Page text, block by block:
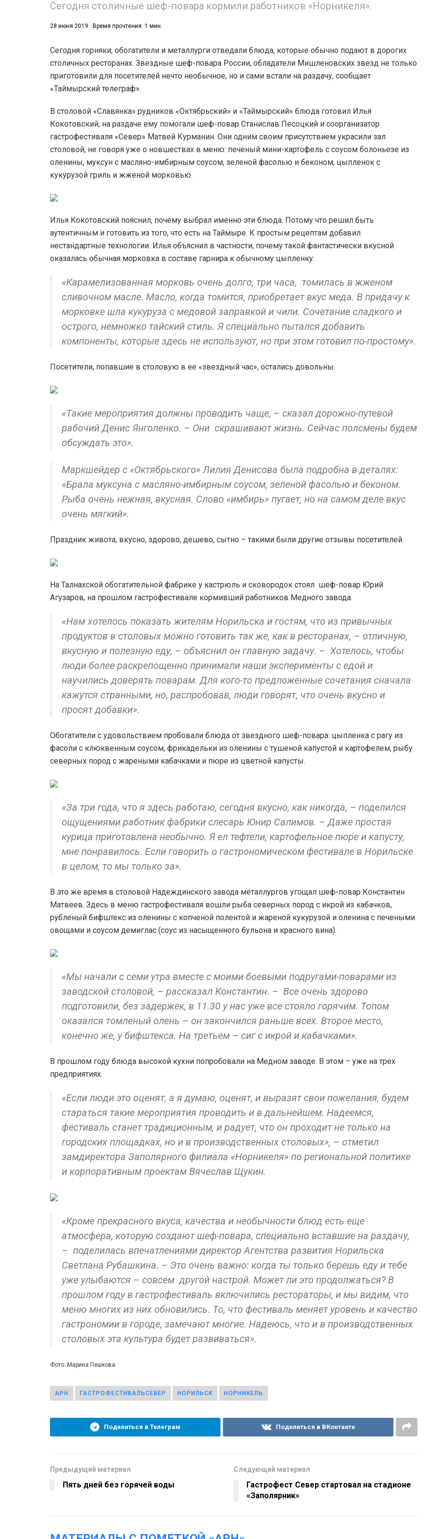
Сегодня столичные шеф-повара кормили работников «Норникеля».
28 июня 2019 Время прочтения: 1 мин.
Сегодня горняки, обогатители и металлурги отведали блюда, которые обычно подают в дорогих
столичных ресторанах. Звездные шеф-повара России, обладатели Мишленовских звезд не только
приготовили для посетителей нечто необычное, но и сами встали на раздачу, сообщает
«Таймырский телеграф».
В столовой «Славянка» рудников «Октябрьский» и «Таймырский» блюда готовил Илья
Кокотовский, на раздаче ему помогали шеф-повар Станислав Песоцкий и соорганизатор
гастрофестиваля «Север» Матвей Курманин. Они одним своим присутствием украсили зал
столовой, не говоря уже о новшествах в меню: печеный мини-картофель с соусом болоньезе из
оленины, муксун с масляно-имбирным соусом, зеленой фасолью и беконом, цыпленок с
кукурузой гриль и жженой морковью.
Илья Кокотовский пояснил, почему выбрал именно эти блюда. Потому что решил быть
аутентичным и готовить из того, что есть на Таймыре. К простым рецептам добавил
нестандартные технологии. Илья объяснил в частности, почему такой фантастически вкусной
оказалась обычная морковка в составе гарнира к обычному цыпленку:
«Карамелизованная морковь очень долго, три часа, томилась в жженом
сливочном масле. Масло, когда томится, приобретает вкус меда. В придачу к
морковке шла кукуруза с медовой заправкой и чили. Сочетание сладкого и
острого, немножко тайский стиль. Я специально пытался добавить
компоненты, которые здесь не используют, но при этом готовил по-простому».
Посетители, попавшие в столовую в ее «звездный час», остались довольны.
«Такие мероприятия должны проводить чаще, – сказал дорожно-путевой
рабочий Денис Янголенко. – Они скрашивают жизнь. Сейчас полсмены будем
обсуждать это».
Маркшейдер с «Октябрьского» Лилия Денисова была подробна в деталях:
«Брала муксуна с масляно-имбирным соусом, зеленой фасолью и беконом.
Рыба очень нежная, вкусная. Слово «имбирь» пугает, но на самом деле вкус
очень мягкий».
Праздник живота, вкусно, здорово, дешево, сытно – такими были другие отзывы посетителей.
На Талнахской обогатительной фабрике у кастрюль и сковородок стоял шеф-повар Юрий
Агузаров, на прошлом гастрофестивале кормивший работников Медного завода.
«Нам хотелось показать жителям Норильска и гостям, что из привычных
продуктов в столовых можно готовить так же, как в ресторанах, – отличную,
вкусную и полезную еду, – объяснил он главную задачу. – Хотелось, чтобы
люди более раскрепощенно принимали наши эксперименты с едой и
научились доверять поварам. Для кого-то предложенные сочетания сначала
кажутся странными, но, распробовав, люди говорят, что очень вкусно и
просят добавки».
Обогатители с удовольствием пробовали блюда от звездного шеф-повара: цыпленка с рагу из
фасоли с клюквенным соусом, фрикадельки из оленины с тушеной капустой и картофелем, рыбу
северных пород с жареными кабачками и пюре из цветной капусты.
«За три года, что я здесь работаю, сегодня вкусно, как никогда, – поделился
ощущениями работник фабрики слесарь Юнир Салимов. – Даже простая
курица приготовлена необычно. Я ел тефтели, картофельное пюре и капусту,
мне понравилось. Если говорить о гастрономическом фестивале в Норильске
в целом, то мы только за».
В это же время в столовой Надеждинского завода металлургов угощал шеф-повар Константин
Матвеев. Здесь в меню гастрофестиваля вошли рыба северных пород с икрой из кабачков,
рубленый бифштекс из оленины с копченой полентой и жареной кукурузой и оленина с печеными
овощами и соусом демиглас (соус из насыщенного бульона и красного вина).
«Мы начали с семи утра вместе с моими боевыми подругами-поварами из
заводской столовой, – рассказал Константин. – Все очень здорово
подготовили, без задержек, в 11.30 у нас уже все стояло горячим. Топом
оказался томленый олень – он закончился раньше всех. Второе место,
конечно же, у бифштекса. На третьем – сиг с икрой и кабачками».
В прошлом году блюда высокой кухни попробовали на Медном заводе. В этом – уже на трех
предприятиях.
«Если люди это оценят, а я думаю, оценят, и выразят свои пожелания, будем
стараться такие мероприятия проводить и в дальнейшем. Надеемся,
фестиваль станет традиционным, и радует, что он проходит не только на
городских площадках, но и в производственных столовых», – отметил
замдиректора Заполярного филиала «Норникеля» по региональной политике
и корпоративным проектам Вячеслав Щукин.
«Кроме прекрасного вкуса, качества и необычности блюд есть еще
атмосфера, которую создают шеф-повара, специально вставшие на раздачу,
– поделилась впечатлениями директор Агентства развития Норильска
Светлана Рубашкина. – Это очень важно: когда ты только берешь еду и тебе
уже улыбаются – совсем другой настрой. Может ли это продолжаться? В
прошлом году в гастрофестиваль включились рестораторы, и мы видим, что
меню многих из них обновились. То, что фестиваль меняет уровень и качество
гастрономии в городе, замечают многие. Надеюсь, что и в производственных
столовых эта культура будет развиваться».
Фото: Марина Пешкова
АРН ГАСТРОФЕСТИВАЛЬСЕВЕР НОРИЛЬСК НОРНИКЕЛЬ
Поделиться в Телеграм Поделиться в ВКонтакте
Предыдущий материал
Пять дней без горячей воды
Следующий материал
Гастрофест Север стартовал на стадионе
«Заполярник»